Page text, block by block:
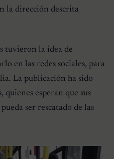
la dirección descrita
tuvieron la idea de
en las redes sociales, para
La publicación ha sido
esperan que sus
ser rescatado de las